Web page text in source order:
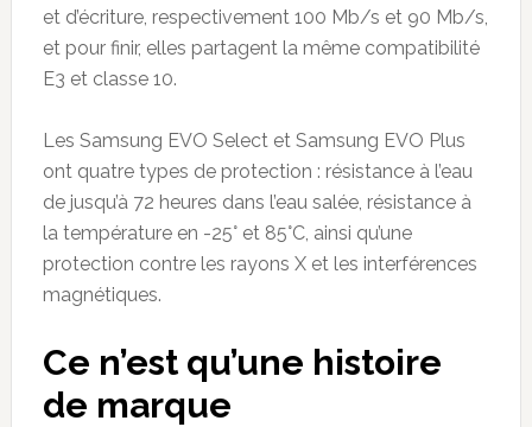
et d’écriture, respectivement 100 Mb/s et 90 Mb/s,
et pour finir, elles partagent la même compatibilité
E3 et classe 10.
Les Samsung EVO Select et Samsung EVO Plus
ont quatre types de protection : résistance à l’eau
de jusqu’à 72 heures dans l’eau salée, résistance à
la température en -25° et 85°C, ainsi qu’une
protection contre les rayons X et les interférences
magnétiques.
Ce n’est qu’une histoire
de marque